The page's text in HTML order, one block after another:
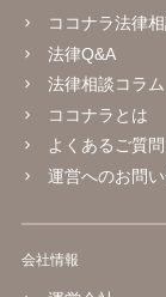
ココナラ法律
法律Q&A
法律相談コラム
ココナラとは
よくあるご質問
運営へのお問
会社情報